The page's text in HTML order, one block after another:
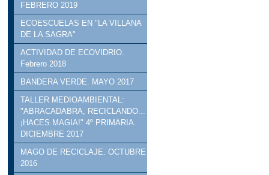
FEBRERO 2019
ECOESCUELAS EN "LA VILLANA
DE LA SAGRA"
ACTIVIDAD DE ECOVIDRIO.
Febrero 2018
BANDERA VERDE. MAYO 2017
TALLER MEDIOAMBIENTAL:
"ABRACADABRA, RECICLANDO...
¡HACES MAGIA!" 4º PRIMARIA.
DICIEMBRE 2017
MAGO DE RECICLAJE. OCTUBRE
2016